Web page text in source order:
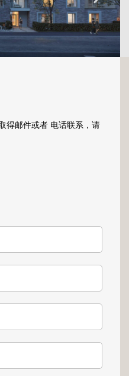
得邮件或者 电话联系，请